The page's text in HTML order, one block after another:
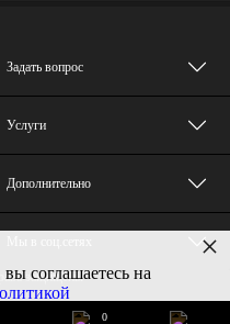
Задать вопрос
Услуги
Дополнительно
защищены
соглашаетесь на
×
0